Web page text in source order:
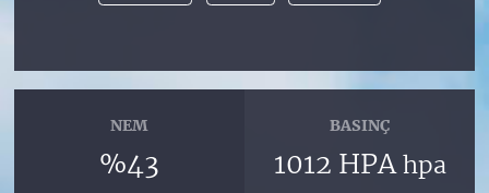
NEM
%43
BASINÇ
1012 HPAhpa